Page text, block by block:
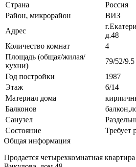
Страна
Россия
Район, микрорайон
ВИЗ
Адрес
д.48
Количество комнат
4
Площадь (общая/жилая/
кухни)
79/52/
Год постройки
1987
Этаж
6/14
Материал дома
Балконов
Санузел
Состояние
Требует
Общая информация
Продается четырехкомнатная